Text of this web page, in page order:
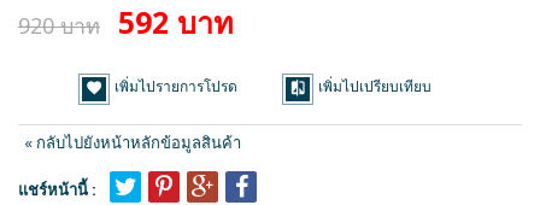
920 บาท 592 บาท
เพิ่มไปรายการโปรด เพิ่มไปเปรียบเทียบ
« กลับไปยังหน้าหลักข้อมูลสินค้า
แชร์หน้านี้ :